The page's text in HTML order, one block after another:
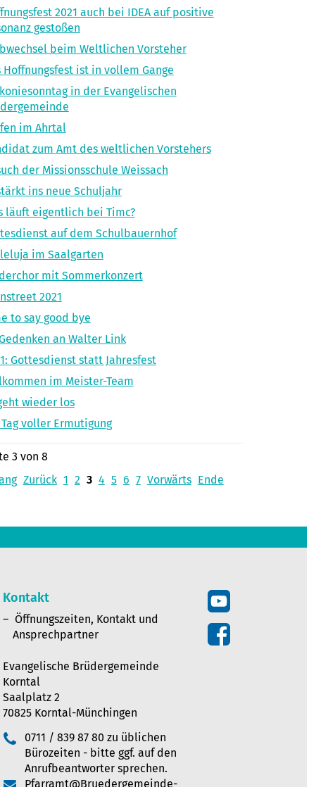
2021 auch bei IDEA auf positive
gestoßen
beim Weltlichen Vorsteher
Hoffnungsfest ist in vollem Gange
in der Evangelischen
im Ahrtal
zum Amt des weltlichen Vorstehers
der Missionsschule Weissach
ins neue Schuljahr
läuft eigentlich bei Timc?
auf dem Schulbauernhof
im Saalgarten
mit Sommerkonzert
2021
to say good bye
an Walter Link
Gottesdienst statt Jahresfest
im Meister-Team
wieder los
voller Ermutigung
3 von 8
Zurück 1 2 3 4 5 6 7 Vorwärts Ende
Kontakt
Öffnungszeiten, Kontakt und
Ansprechpartner
Evangelische Brüdergemeinde
Korntal
Saalplatz 2
70825 Korntal-Münchingen
0711 / 839 87 80 zu üblichen
Bürozeiten - bitte ggf. auf den
Anrufbeantworter sprechen.
Pfarramt@Bruedergemeinde-